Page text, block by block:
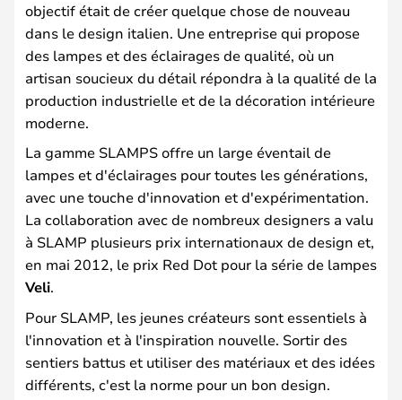
objectif était de créer quelque chose de nouveau
dans le design italien. Une entreprise qui propose
des lampes et des éclairages de qualité, où un
artisan soucieux du détail répondra à la qualité de la
production industrielle et de la décoration intérieure
moderne.
La gamme SLAMPS offre un large éventail de
lampes et d'éclairages pour toutes les générations,
avec une touche d'innovation et d'expérimentation.
La collaboration avec de nombreux designers a valu
à SLAMP plusieurs prix internationaux de design et,
en mai 2012, le prix Red Dot pour la série de lampes
Veli.
Pour SLAMP, les jeunes créateurs sont essentiels à
l'innovation et à l'inspiration nouvelle. Sortir des
sentiers battus et utiliser des matériaux et des idées
différents, c'est la norme pour un bon design.